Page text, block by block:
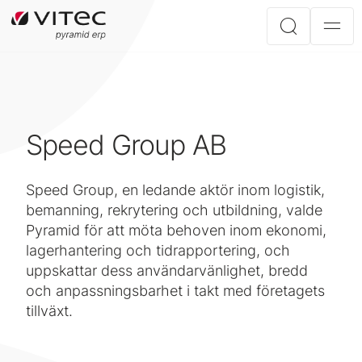
Speed Group AB
Speed Group, en ledande aktör inom logistik,
bemanning, rekrytering och utbildning, valde
Pyramid för att möta behoven inom ekonomi,
lagerhantering och tidrapportering, och
uppskattar dess användarvänlighet, bredd
och anpassningsbarhet i takt med företagets
tillväxt.